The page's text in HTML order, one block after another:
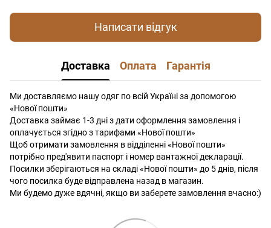
Написати відгук
Доставка Оплата Гарантія
Ми доставляємо нашу одяг по всій Україні за допомогою
«Нової пошти»
Доставка займає 1-3 дні з дати оформлення замовлення і
оплачується згідно з тарифами «Нової пошти»
Щоб отримати замовлення в відділенні «Нової пошти»
потрібно пред'явити паспорт і номер вантажної декларації.
Посилки зберігаються на складі «Нової пошти» до 5 днів, після
чого посилка буде відправлена ​​назад в магазин.
Ми будемо дуже вдячні, якщо ви заберете замовлення вчасно:)